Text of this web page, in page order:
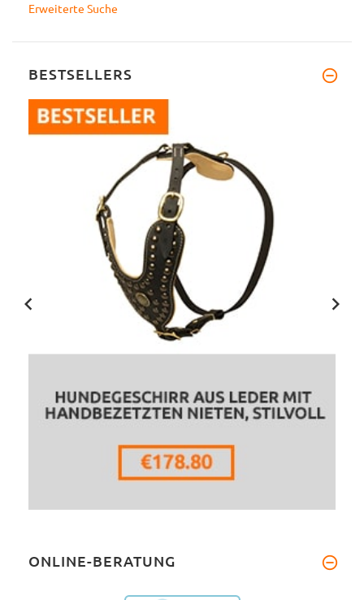
Erweiterte Suche
BESTSELLERS
ONLINE-BERATUNG